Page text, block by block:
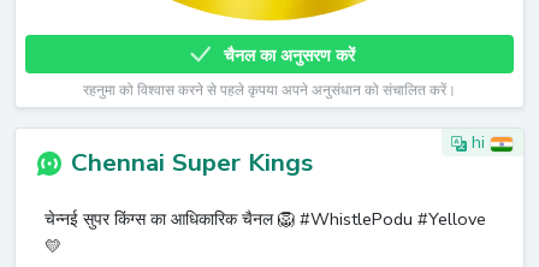
चैनल का अनुसरण करें
रहनुमा को विश्वास करने से पहले कृपया अपने अनुसंधान को संचालित करें।
hi
Chennai Super Kings
चेन्नई सुपर किंग्स का आधिकारिक चैनल 🦁 #WhistlePodu #Yellove
💛